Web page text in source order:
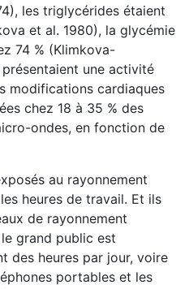
les triglycérides étaient
et al. 1980), la glycémie
74 % (Klimkova-
une activité
modifications cardiaques
chez 18 à 35 % des
ondes, en fonction de
au rayonnement
heures de travail. Et ils
de rayonnement
grand public est
des heures par jour, voire
portables et les